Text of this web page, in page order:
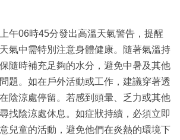
午06時45分發出高溫天氣警告，提醒
氣中需特別注意身體健康。隨著氣溫持
隨時補充足夠的水分，避免中暑及其他
題。如在戶外活動或工作，建議穿著透
陰涼處停留。若感到頭暈、乏力或其他
找陰涼處休息。如症狀持續，必須立即
兒童的活動，避免他們在炎熱的環境下